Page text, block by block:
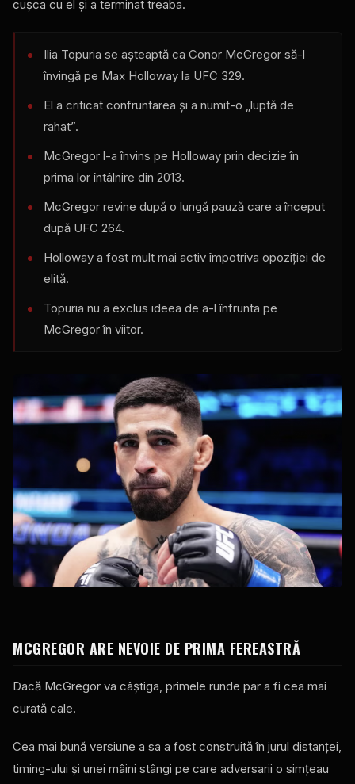
cușca cu el și a terminat treaba.
Ilia Topuria se așteaptă ca Conor McGregor să-l
învingă pe Max Holloway la UFC 329.
El a criticat confruntarea și a numit-o „luptă de
rahat”.
McGregor l-a învins pe Holloway prin decizie în
prima lor întâlnire din 2013.
McGregor revine după o lungă pauză care a început
după UFC 264.
Holloway a fost mult mai activ împotriva opoziției de
elită.
Topuria nu a exclus ideea de a-l înfrunta pe
McGregor în viitor.
MCGREGOR ARE NEVOIE DE PRIMA FEREASTRĂ
Dacă McGregor va câștiga, primele runde par a fi cea mai
curată cale.
Cea mai bună versiune a sa a fost construită în jurul distanței,
timing-ului și unei mâini stângi pe care adversarii o simțeau